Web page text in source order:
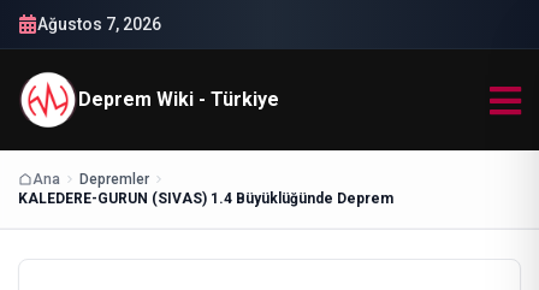
Ağustos 7, 2026
Deprem Wiki - Türkiye
Ana
Depremler
KALEDERE-GURUN (SIVAS) 1.4 Büyüklüğünde Deprem